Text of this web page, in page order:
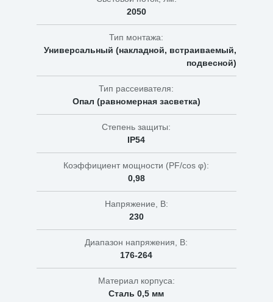
2050
Тип монтажа:
Универсальный (накладной, встраиваемый,
подвесной)
Тип рассеивателя:
Опал (равномерная засветка)
Степень защиты:
IP54
Коэффициент мощности (PF/cos φ):
0,98
Напряжение, В:
230
Диапазон напряжения, В:
176-264
Материал корпуса:
Сталь 0,5 мм